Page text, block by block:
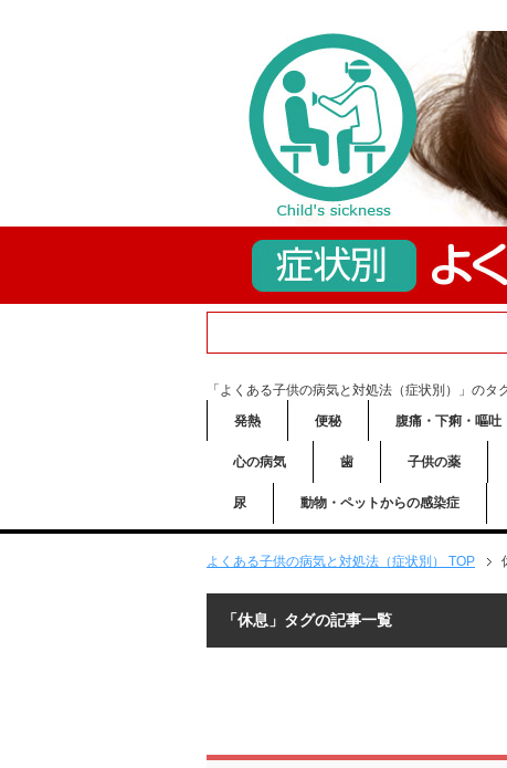
「よくある子供の病気と対処法（症状別）」のタ
発熱
便秘 腹痛・下痢・嘔吐
心の病気 歯 子供の薬
尿 動物・ペットからの感染症
よくある子供の病気と対処法（症状別） TOP
「休息」タグの記事一覧